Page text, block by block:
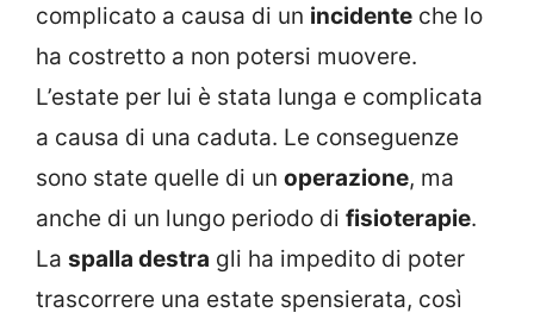
complicato a causa di un incidente che lo
ha costretto a non potersi muovere.
L’estate per lui è stata lunga e complicata
a causa di una caduta. Le conseguenze
sono state quelle di un operazione, ma
anche di un lungo periodo di fisioterapie.
La spalla destra gli ha impedito di poter
trascorrere una estate spensierata, così